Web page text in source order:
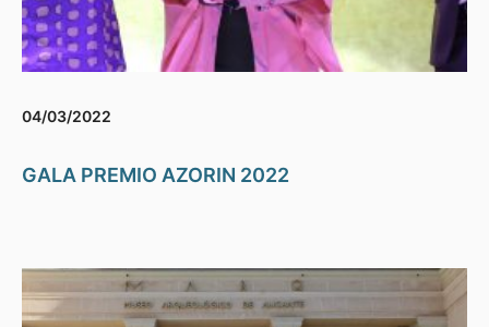
04/03/2022
GALA PREMIO AZORIN 2022